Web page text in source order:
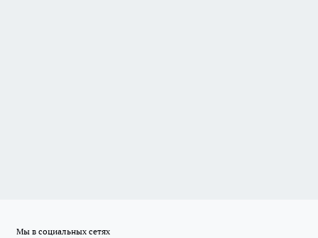
Мы в социальных сетях